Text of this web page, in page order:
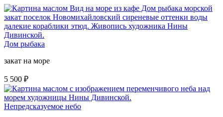
Дом рыбака
закат на море
5 500 ₽
Непредсказуемое небо